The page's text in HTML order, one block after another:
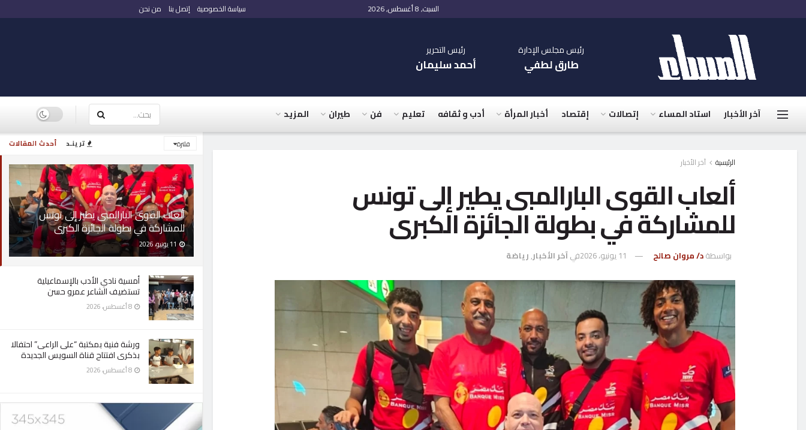
أحدث المقالات ترينـد فلترة
ألعاب القوى البارالمبى يطير إلى تونس
للمشاركة في بطولة الجائزة الكبرى
11 يونيو، 2026
أمسية نادي الأدب بالإسماعيلية
تستضيف الشاعر عمرو حسن
ورشة فنية بمكتبة “على الراعى” احتفالا
بذكرى افتتاح قناة السويس الجديدة
السبت, 8 أغسطس, 2026 سياسة الخصوصية إتصل بنا من نحن
رئيس مجلس الإدارة
طارق لطفي
رئيس التحرير
أحمد سليمان
آخر الأخبار استاد المساء إتصالات إقتصاد أخبار المرأة أدب و ثقافه تعليم فن طيران المزيد
الرئيسية آخر الأخبار
ألعاب القوى البارالمبى يطير إلى تونس
للمشاركة في بطولة الجائزة الكبرى
بواسطةد/ مروان صالح 11 يونيو، 2026 فيآخر الأخبار,رياضة